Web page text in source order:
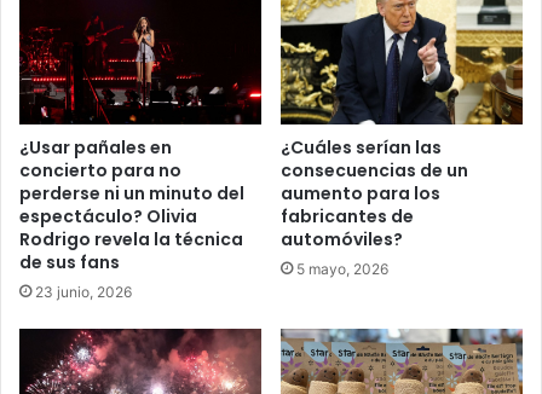
¿Usar pañales en
concierto para no
perderse ni un minuto del
espectáculo? Olivia
Rodrigo revela la técnica
de sus fans
23 junio, 2026
¿Cuáles serían las
consecuencias de un
aumento para los
fabricantes de
automóviles?
5 mayo, 2026